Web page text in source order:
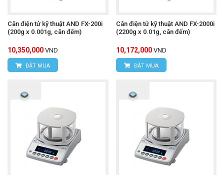
Cân điện tử kỹ thuật AND FX-200i
(200g x 0.001g, cân đếm)
10,350,000 VND
ĐẶT MUA
Cân điện tử kỹ thuật AND FX-2000i
(2200g x 0.01g, cân đếm)
10,172,000 VND
ĐẶT MUA